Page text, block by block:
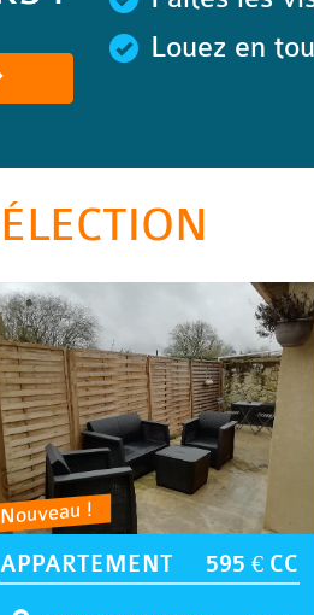
Louez en
Nouveau !
APPARTEMENT 595 € CC